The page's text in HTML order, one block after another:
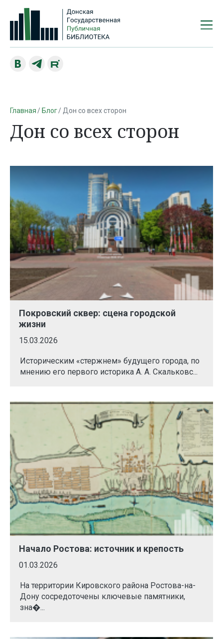
Главная Блог Дон со всех сторон
Дон со всех сторон
Покровский сквер: сцена городской
жизни
15.03.2026
Историческим «стержнем» будущего города, по
мнению его первого историка А. А. Скальковс...
Начало Ростова: источник и крепость
01.03.2026
На территории Кировского района Ростова-на-
Дону сосредоточены ключевые памятники,
зна�...